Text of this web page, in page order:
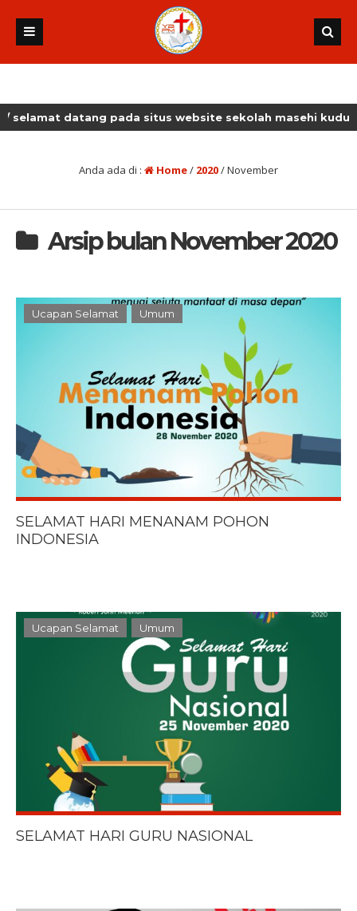
pada situs website sekolah masehi kudus
Anda ada di : Home/ 2020/November
Arsip bulan November 2020
Ucapan Selamat Umum
SELAMAT HARI MENANAM POHON
INDONESIA
Ucapan Selamat Umum
SELAMAT HARI GURU NASIONAL